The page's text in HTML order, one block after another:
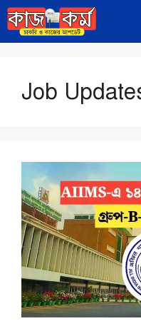
Skip
to
content
Job